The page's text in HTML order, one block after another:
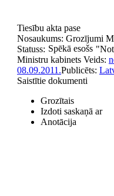
Tiesību akta pase
Nosaukums: Grozījumi
Statuss: Spēkā esošs
Ministru kabinets Veids:
08.09.2011.Publicēts:
Saistītie dokumenti
Grozītais
Izdoti saskaņā ar
Anotācija